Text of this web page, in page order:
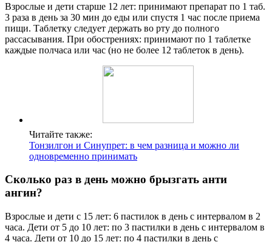
Взрослые и дети старше 12 лет: принимают препарат по 1 таб.
3 раза в день за 30 мин до еды или спустя 1 час после приема
пищи. Таблетку следует держать во рту до полного
рассасывания. При обострениях: принимают по 1 таблетке
каждые полчаса или час (но не более 12 таблеток в день).
Читайте также:
Тонзилгон и Синупрет: в чем разница и можно ли
одновременно принимать
Сколько раз в день можно брызгать анти
ангин?
Взрослые и дети с 15 лет: 6 пастилок в день с интервалом в 2
часа. Дети от 5 до 10 лет: по 3 пастилки в день с интервалом в
4 часа. Дети от 10 до 15 лет: по 4 пастилки в день с